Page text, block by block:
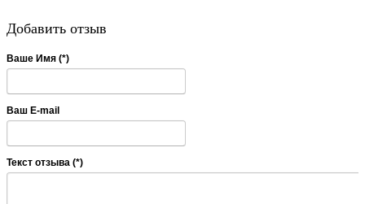
Добавить отзыв
Ваше Имя (*)
Ваш E-mail
Текст отзыва (*)